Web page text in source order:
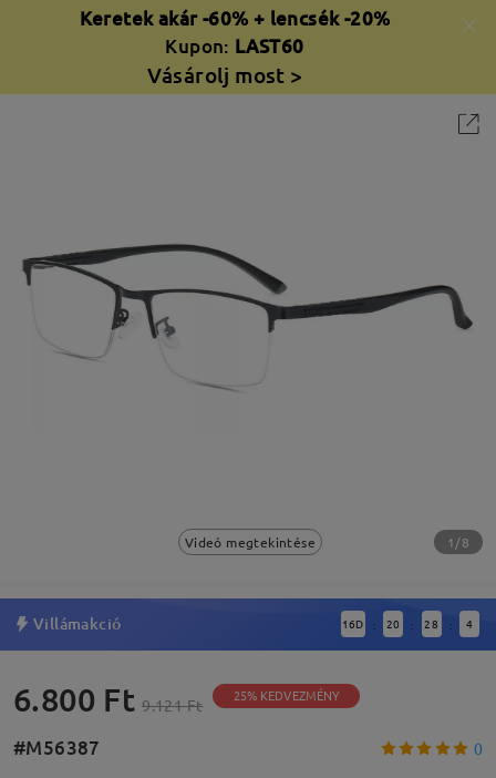
Keretek akár -60% + lencsék -20%
Kupon: LAST60
Vásárolj most >
Videó megtekintése 1/8
Villámakció 16D : 20 : 28 : 4
6.800 Ft 9.121 Ft 25% KEDVEZMÉNY
#M56387 0